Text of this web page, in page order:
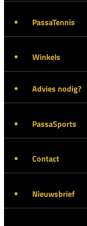
PassaTennis
Winkels
Advies nodig?
PassaSports
Contact
Nieuwsbrief